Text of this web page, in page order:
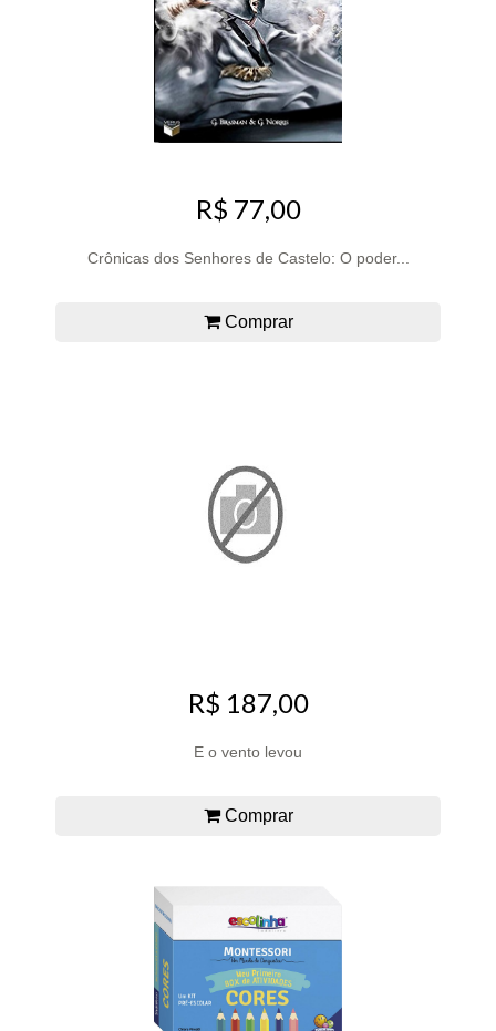
R$ 77,00
Crônicas dos Senhores de Castelo: O poder...
Comprar
R$ 187,00
E o vento levou
Comprar